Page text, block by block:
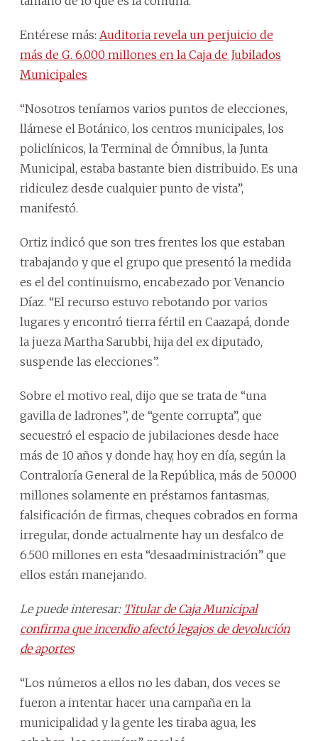
Entérese más: Auditoria revela un perjuicio de
más de G. 6.000 millones en la Caja de Jubilados
Municipales
“Nosotros teníamos varios puntos de elecciones,
llámese el Botánico, los centros municipales, los
policlínicos, la Terminal de Ómnibus, la Junta
Municipal, estaba bastante bien distribuido. Es una
ridiculez desde cualquier punto de vista”,
manifestó.
Ortiz indicó que son tres frentes los que estaban
trabajando y que el grupo que presentó la medida
es el del continuismo, encabezado por Venancio
Díaz. “El recurso estuvo rebotando por varios
lugares y encontró tierra fértil en Caazapá, donde
la jueza Martha Sarubbi, hija del ex diputado,
suspende las elecciones”.
Sobre el motivo real, dijo que se trata de “una
gavilla de ladrones”, de “gente corrupta”, que
secuestró el espacio de jubilaciones desde hace
más de 10 años y donde hay, hoy en día, según la
Contraloría General de la República, más de 50.000
millones solamente en préstamos fantasmas,
falsificación de firmas, cheques cobrados en forma
irregular, donde actualmente hay un desfalco de
6.500 millones en esta “desaadministración” que
ellos están manejando.
Le puede interesar: Titular de Caja Municipal
confirma que incendio afectó legajos de devolución
de aportes
“Los números a ellos no les daban, dos veces se
fueron a intentar hacer una campaña en la
municipalidad y la gente les tiraba agua, les